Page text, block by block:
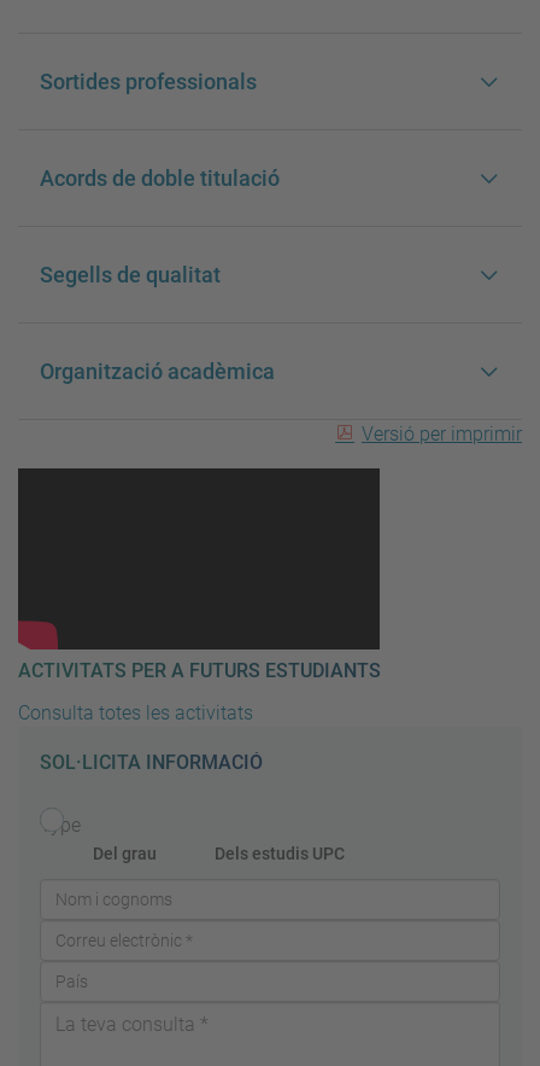
Sortides professionals
Acords de doble titulació
Segells de qualitat
Organització acadèmica
Versió per imprimir
ACTIVITATS PER A FUTURS ESTUDIANTS
Consulta totes les activitats
SOL·LICITA INFORMACIÓ
Type
Del grau Dels estudis UPC